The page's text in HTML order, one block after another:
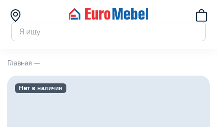
Главная —
Нет в наличии